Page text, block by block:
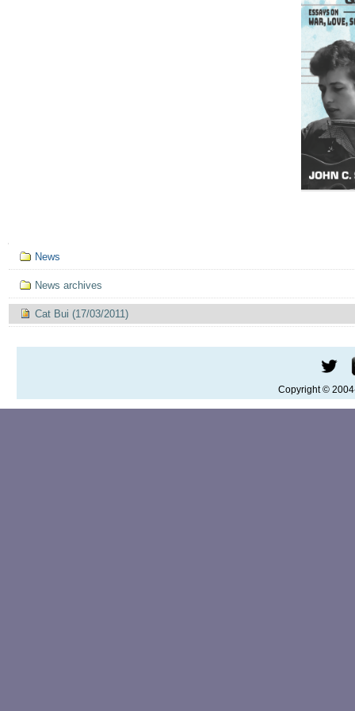
Mục
định
hướng
News
News archives
Cat Bui (17/03/2011)
Copyright ©